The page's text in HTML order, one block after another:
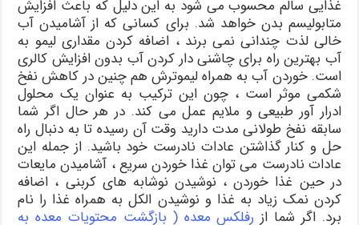
غذایی سالم محسوب می شود به این دلیل که باعث افزایش
متابولیسم بدن خواهد شد. برای کسانی که از آشامیدن آب
خالی لذت چندانی نمی برند ، اضافه کردن مقداری لیمو به
آب بهترین راه برای چاشنی دار کردن آب بدون افزایش کالری
است. خوردن آب به همراه لیموترش هم چنین در کاهش نفخ
شکمی موثر است ، چون این ترکیب به عنوان یک محلول
ادرار آور طبیعی و ملایم عمل می کند. در هر حال اگر شما
سابقه نفخ طولانی مدت دارید وقت آن رسیده تا به دنبال راه
حل و کنار گذاشتن عادات نادرست خود باشید. از جمله این
عادات نادرست می توان غذا خوردن سریع ، آشامیدن مایعات
در حین غذا خوردن ، نوشیدن نوشابه های کربنی ، اضافه
کردن نمک زیاد به غذا و نوشیدن الکل به همراه غذا را نام
برد. اگر شما از رفلکس معده ( بازگشت محتویات معده به